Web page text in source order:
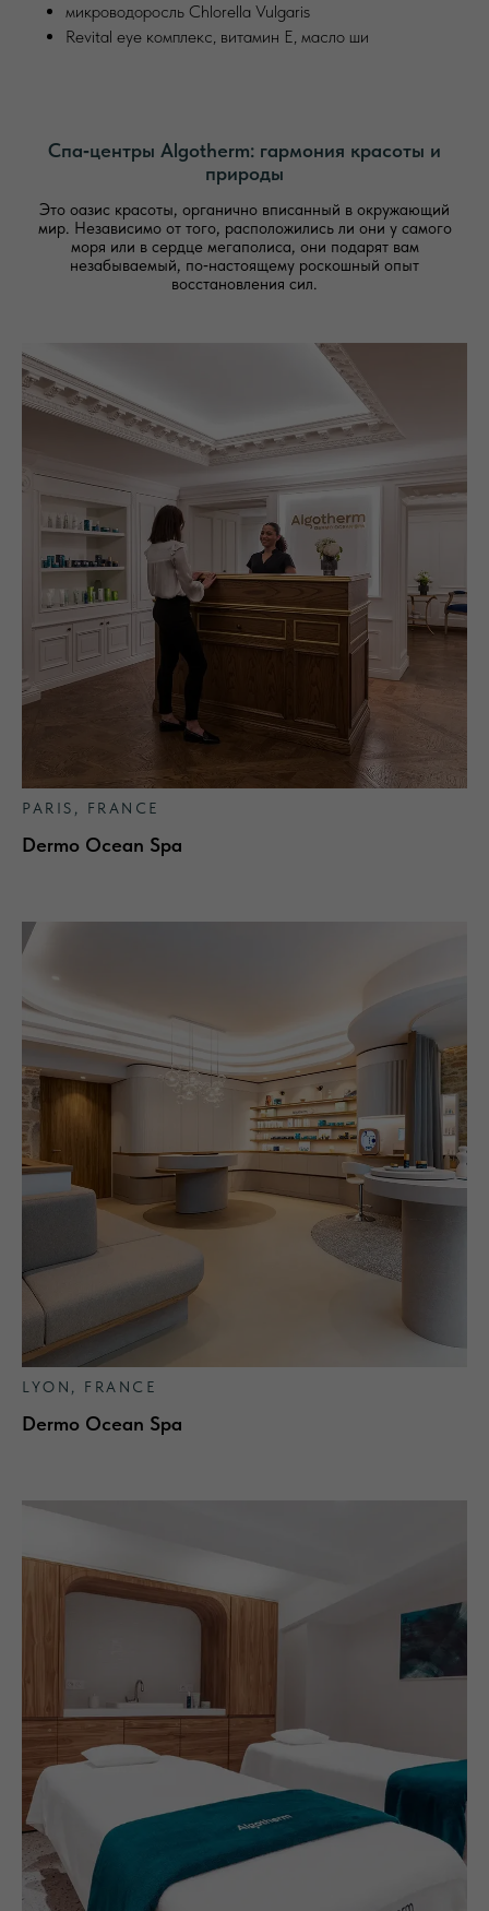
микроводоросль Сhlorella Vulgaris
Revital eye комплекс, витамин Е, масло ши
Спа‑центры Algotherm: гармония красоты и
природы
Это оазис красоты, органично вписанный в окружающий
мир. Независимо от того, расположились ли они у самого
моря или в сердце мегаполиса, они подарят вам
незабываемый, по‑настоящему роскошный опыт
восстановления сил.
PARIS, FRANCE
Dermo Ocean Spa
LYON, FRANCE
Dermo Ocean Spa